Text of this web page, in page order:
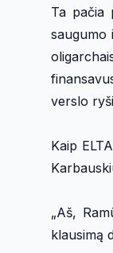
Ta pačia
saugumo
verslo
Kaip
„Aš,
klausimą